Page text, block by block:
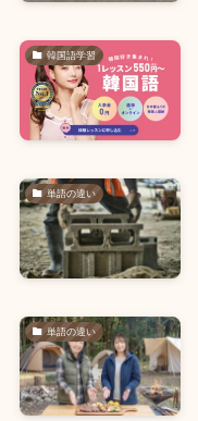
韓国語学習
単語の違い
単語の違い